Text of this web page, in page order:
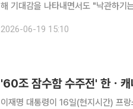
해 기대감을 나타내면서도 "낙관하기는 어렵다"고 밝혔다. 이
독일 총리를 먼저 만나고 그다음에 캐
2026-06-19 15:10
이재명 대통령이 16일(현지시간) 프랑스 에비앙에서 열린 주요 7개국(G7) 정상회의 계기로 마크